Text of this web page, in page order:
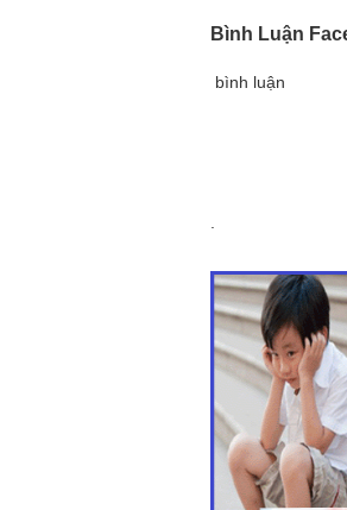
Bình Luận
bình luận